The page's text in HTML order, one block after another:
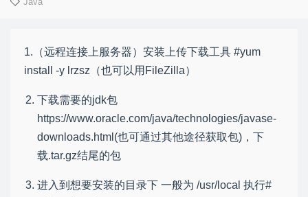
1.（远程连接上服务器）安装上传下载工具 #yum
install -y lrzsz（也可以用FileZilla）
下载需要的jdk包
https://www.oracle.com/java/technologies/javase-
downloads.html(也可通过其他途径获取包)，下
载.tar.gz结尾的包
进入到想要安装的目录下 一般为 /usr/local 执行#